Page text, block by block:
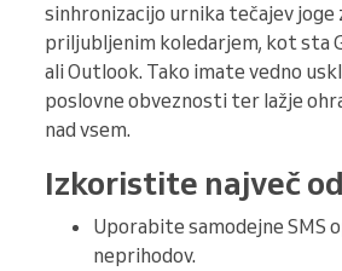
sinhronizacijo urnika tečajev joge
priljubljenim koledarjem, kot sta
ali Outlook. Tako imate vedno
poslovne obveznosti ter lažje
nad vsem.
Izkoristite največ
Uporabite samodejne SMS
neprihodov.